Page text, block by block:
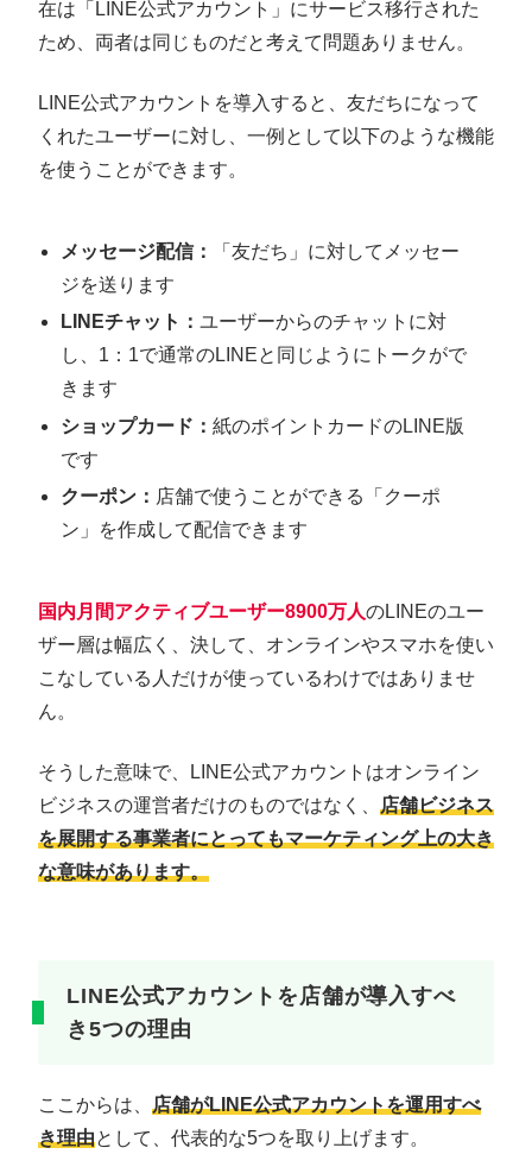
在は「LINE公式アカウント」にサービス移行された
ため、両者は同じものだと考えて問題ありません。
LINE公式アカウントを導入すると、友だちになって
くれたユーザーに対し、一例として以下のような機能
を使うことができます。
メッセージ配信：
「友だち」に対してメッセー
ジを送ります
LINEチャット：ユーザーからのチャットに対
し、1：1で通常のLINEと同じようにトークがで
きます
ショップカード：紙のポイントカードのLINE版
です
クーポン： 店舗で使うことができる「クーポ
ン」を作成して配信できます
国内月間アクティブユーザー8900万人のLINEのユー
ザー層は幅広く、決して、オンラインやスマホを使い
こなしている人だけが使っているわけではありませ
ん。
そうした意味で、LINE公式アカウントはオンライン
ビジネスの運営者だけのものではなく、 店舗ビジネス
を展開する事業者にとってもマーケティング上の大き
な意味があります。
LINE公式アカウントを店舗が導入すべ
き5つの理由
ここからは、 店舗がLINE公式アカウントを運用すべ
き理由として、代表的な5つを取り上げます。